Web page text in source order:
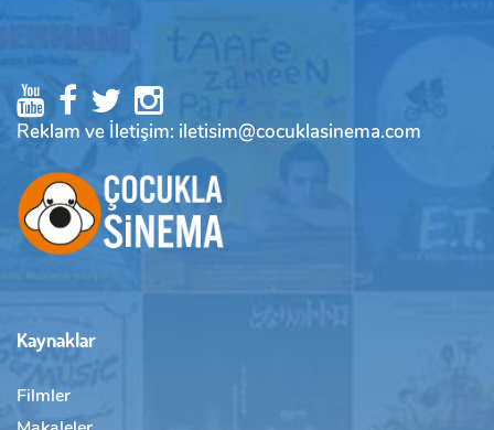
Reklam ve İletişim: iletisim@cocuklasinema.com
Kaynaklar
Filmler